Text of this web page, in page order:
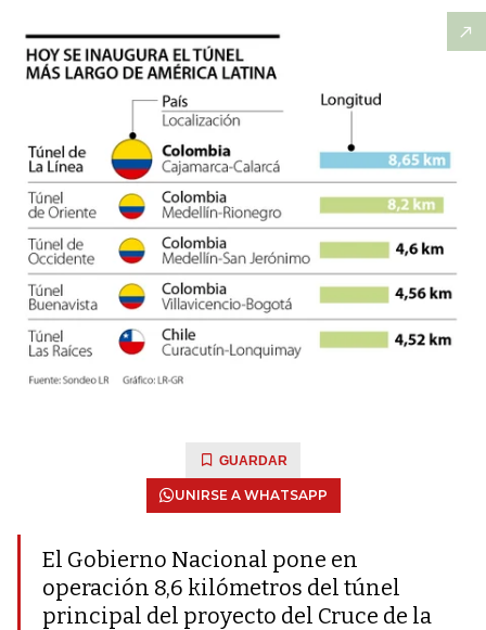
GUARDAR
UNIRSE A WHATSAPP
El Gobierno Nacional pone en
operación 8,6 kilómetros del túnel
principal del proyecto del Cruce de la